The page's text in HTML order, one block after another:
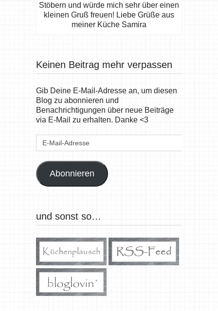
Stöbern und würde mich sehr über einen
kleinen Gruß freuen! Liebe Grüße aus
meiner Küche Samira
Keinen Beitrag mehr verpassen
Gib Deine E-Mail-Adresse an, um diesen
Blog zu abonnieren und
Benachrichtigungen über neue Beiträge
via E-Mail zu erhalten. Danke <3
E-
Abonnieren
und sonst so…